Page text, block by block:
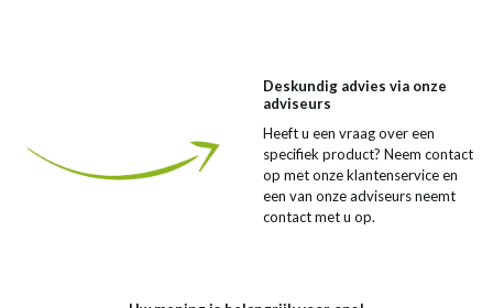
Deskundig advies via onze
adviseurs
Heeft u een vraag over een
specifiek product? Neem contact
op met onze klantenservice en
een van onze adviseurs neemt
contact met u op.